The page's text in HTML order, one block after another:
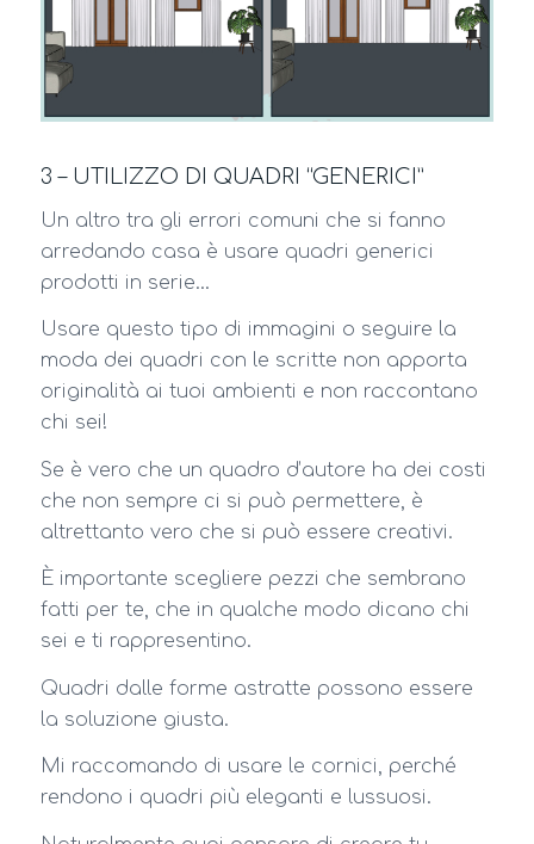
3 – UTILIZZO DI QUADRI “GENERICI”
Un altro tra gli errori comuni che si fanno
arredando casa è usare quadri generici
prodotti in serie…
Usare questo tipo di immagini o seguire la
moda dei quadri con le scritte non apporta
originalità ai tuoi ambienti e non raccontano
chi sei!
Se è vero che un quadro d’autore ha dei costi
che non sempre ci si può permettere, è
altrettanto vero che si può essere creativi.
È importante scegliere pezzi che sembrano
fatti per te, che in qualche modo dicano chi
sei e ti rappresentino.
Quadri dalle forme astratte possono essere
la soluzione giusta.
Mi raccomando di usare le cornici, perché
rendono i quadri più eleganti e lussuosi.